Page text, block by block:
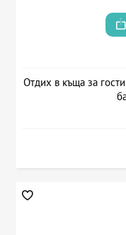
Отдих в къща за